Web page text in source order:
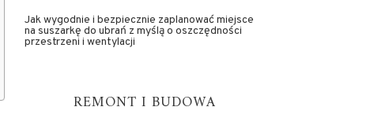
Jak wygodnie i bezpiecznie zaplanować miejsce
na suszarkę do ubrań z myślą o oszczędności
przestrzeni i wentylacji
REMONT I BUDOWA